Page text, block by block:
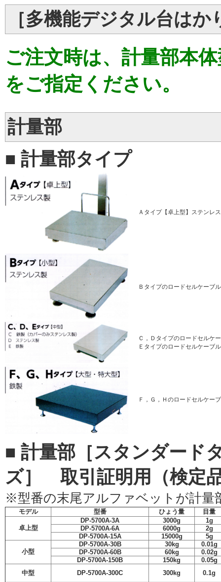
［多機能デジタル台はか
ご注文時は、計量部本
をご指定ください。
計量部
■ 計量部タイプ
Ａタイプ【卓上型】ステンレ
Ｂタイプのロードセルケーブ
Ｃ，Ｄタイプのロードセルケ
Ｅタイプのロードセルケーブ
Ｆ，Ｇ，Ｈのロードセルケー
■ 計量部［スタンダー
ズ］ 取引証明用（検定
※型番の末尾アルファベットが計量
モデル 型番 ひょう量 目量
卓上型
DP-5700A-3A 3000g
1g
DP-5700A-6A
6000g
2g
DP-5700A-15A
15000g 5g
小型
DP-5700A-30B 30kg
0.01g
DP-5700A-60B
60kg
0.02g
DP-5700A-150B
150kg
0.05g
中型
DP-5700A-300C 300kg 0.1g